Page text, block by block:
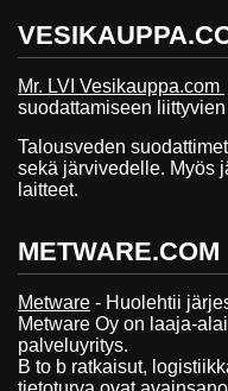
Mr. LVI Vesikauppa.com
suodattamiseen
Talousveden
sekä järvivedelle. Myös
laitteet.
METWARE.COM
Metware - Huolehtii
Metware Oy on laaja-
palveluyritys.
B to b ratkaisut,